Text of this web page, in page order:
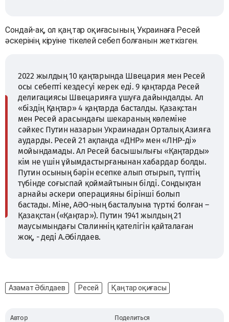
Сондай-ақ, ол қаңтар оқиғасының Украинаға Ресей
әскерінің кіруіне тікелей себеп болғанын жеткізген.
2022 жылдың 10 қаңтарында Швецария мен Ресей
осы себепті кездесуі керек еді. 9 қаңтарда Ресей
делигациясы Швецарияға ұшуға дайындалды. Ал
«біздің Қаңтар» 4 қаңтарда басталды. Қазақстан
мен Ресей арасындағы шекараның көлеміне
сәйкес Путин назарын Украинадан Орталық Азияға
аударды. Ресей 21 ақпанда «ДНР» мен «ЛНР-ді»
мойындамады. Ал Ресей басышылығы «Қаңтарды»
кім не үшін ұйымдастырғанынан хабардар болды.
Путин осының бәрін есепке алып отырып, түптің
түбінде соғыспай қоймайтынын білді. Сондықтан
арнайы әскери операцияны бірінші болып
бастады. Міне, АӘО-ның басталуына түрткі болған –
Қазақстан («Қаңтар»). Путин 1941 жылдың 21
маусымындағы Сталиннің қателігін қайталаған
жоқ, - деді А.Әбілдаев.
Азамат Әбілдаев Ресей Қаңтар оқиғасы
Автор Поделиться